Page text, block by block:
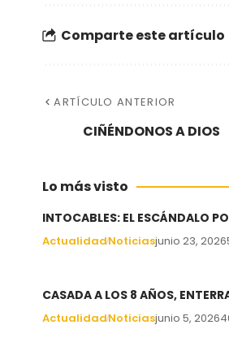
Comparte este artículo
ARTÍCULO ANTERIOR
CIÑÉNDONOS A DIOS
Lo más visto
INTOCABLES: EL ESCÁNDALO
ActualidadNoticiasjunio 23, 2026
CASADA A LOS 8 AÑOS,
ActualidadNoticiasjunio 5, 2026